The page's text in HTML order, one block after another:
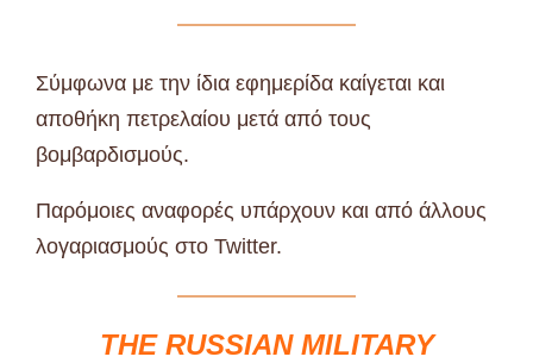
Σύμφωνα με την ίδια εφημερίδα καίγεται και
αποθήκη πετρελαίου μετά από τους
βομβαρδισμούς.
Παρόμοιες αναφορές υπάρχουν και από άλλους
λογαριασμούς στο Twitter.
THE RUSSIAN MILITARY